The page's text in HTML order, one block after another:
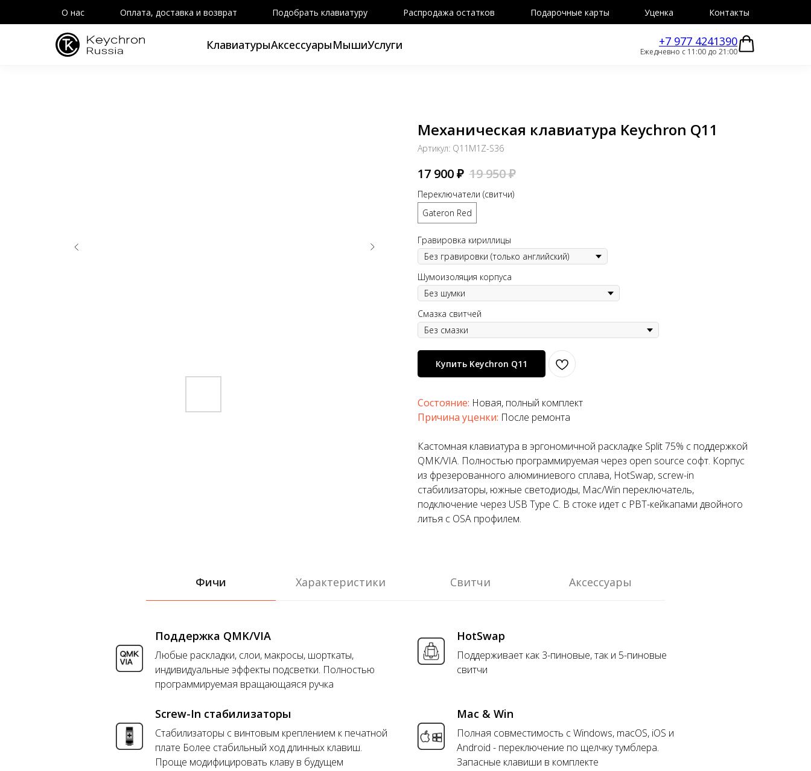
О нас Оплата, доставка и возврат Подобрать клавиатуру Распродажа остатков Подарочные карты Уценка Контакты
КлавиатурыАксессуарыМышиУслуги +7 977 4241390
Ежедневно с 11:00 до 21:00
Механическая клавиатура Keychron Q11
Артикул: Q11M1Z-S36
17 900₽ 19 950₽
Переключатели (свитчи)
Gateron Red
Гравировка кириллицы
Шумоизоляция корпуса
Смазка свитчей
Купить Keychron Q11
Состояние: Новая, полный комплект
Причина уценки: После ремонта
Кастомная клавиатура в эргономичной раскладке Split 75% с поддержкой
QMK/VIA. Полностью программируемая через open source софт. Корпус
из фрезерованного алюминиевого сплава, HotSwap, screw-in
стабилизаторы, южные светодиоды, Mac/Win переключатель,
подключение через USB Type C. В стоке идет с PBT-кейкапами двойного
литья с OSA профилем.
Фичи Характеристики Свитчи Аксессуары
Поддержка QMK/VIA
Любые раскладки, слои, макросы, шорткаты,
индивидуальные эффекты подсветки. Полностью
программируемая вращающаяся ручка
HotSwap
Поддерживает как 3-пиновые, так и 5-пиновые
свитчи
Screw-In стабилизаторы
Стабилизаторы с винтовым креплением к печатной
плате Более стабильный ход длинных клавиш.
Проще модифицировать клаву в будущем
Mac & Win
Полная совместимость с Windows, macOS, iOS и
Android - переключение по щелчку тумблера.
Запасные клавиши в комплекте